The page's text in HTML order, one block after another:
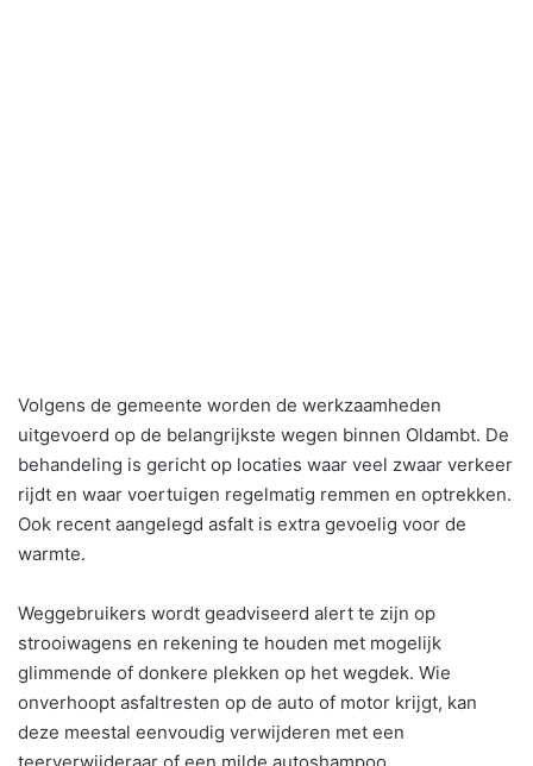
Volgens de gemeente worden de werkzaamheden
uitgevoerd op de belangrijkste wegen binnen Oldambt. De
behandeling is gericht op locaties waar veel zwaar verkeer
rijdt en waar voertuigen regelmatig remmen en optrekken.
Ook recent aangelegd asfalt is extra gevoelig voor de
warmte.
Weggebruikers wordt geadviseerd alert te zijn op
strooiwagens en rekening te houden met mogelijk
glimmende of donkere plekken op het wegdek. Wie
onverhoopt asfaltresten op de auto of motor krijgt, kan
deze meestal eenvoudig verwijderen met een